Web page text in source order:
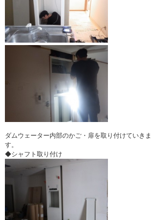
ダムウェーター内部のかご・扉を取り付けていきま
す。
◆シャフト取り付け